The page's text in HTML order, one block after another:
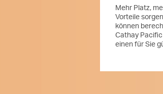
Mehr Platz,
Vorteile
können
Cathay
einen für Sie